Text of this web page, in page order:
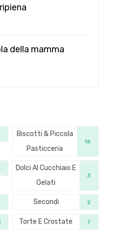
della mamma
Biscotti & Piccola
Pasticceria
16
Dolci Al Cucchiaio E
Gelati
3
Secondi 2
Torte E Crostate 7